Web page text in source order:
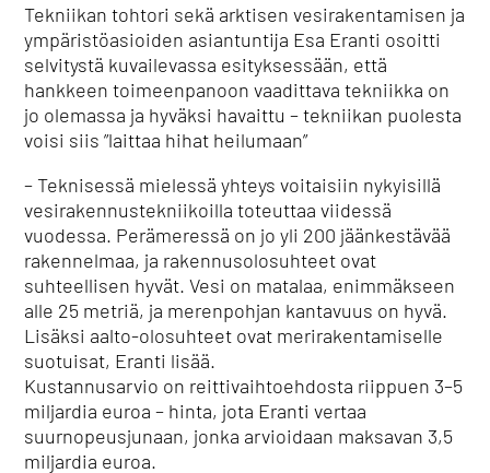
Tekniikan tohtori sekä arktisen vesirakentamisen ja
ympäristöasioiden asiantuntija Esa Eranti osoitti
selvitystä kuvailevassa esityksessään, että
hankkeen toimeenpanoon vaadittava tekniikka on
jo olemassa ja hyväksi havaittu – tekniikan puolesta
voisi siis ”laittaa hihat heilumaan”
– Teknisessä mielessä yhteys voitaisiin nykyisillä
vesirakennustekniikoilla toteuttaa viidessä
vuodessa. Perämeressä on jo yli 200 jäänkestävää
rakennelmaa, ja rakennusolosuhteet ovat
suhteellisen hyvät. Vesi on matalaa, enimmäkseen
alle 25 metriä, ja merenpohjan kantavuus on hyvä.
Lisäksi aalto-olosuhteet ovat merirakentamiselle
suotuisat, Eranti lisää.
Kustannusarvio on reittivaihtoehdosta riippuen 3–5
miljardia euroa – hinta, jota Eranti vertaa
suurnopeusjunaan, jonka arvioidaan maksavan 3,5
miljardia euroa.